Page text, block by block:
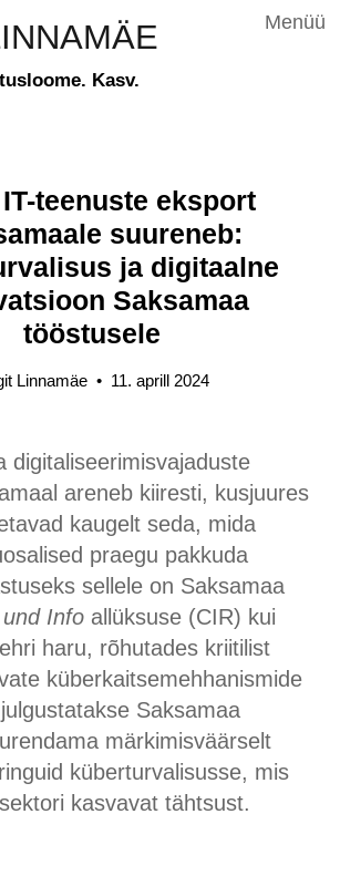
Kasv.
Menüü
teenuste eksport
suureneb:
ja digitaalne
Saksamaa
tööstusele
Linnamäe• 11. aprill 2024
digitaliseerimisvajaduste
areneb kiiresti, kusjuures
kaugelt seda, mida
praegu pakkuda
sellele on Saksamaa
Info allüksuse (CIR) kui
haru, rõhutades kriitilist
küberkaitsemehhanismide
Saksamaa
märkimisväärselt
küberturvalisusse, mis
kasvavat tähtsust.